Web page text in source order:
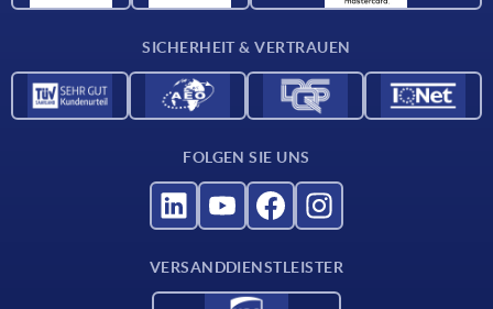
SICHERHEIT & VERTRAUEN
FOLGEN SIE UNS
VERSANDDIENSTLEISTER